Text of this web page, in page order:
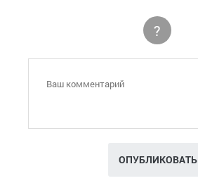
?
ОПУБЛИКОВАТЬ